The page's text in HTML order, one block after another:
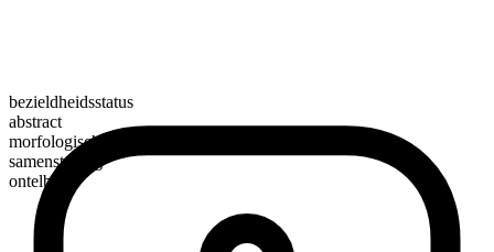
bezieldheidsstatus
abstract
morfologische samenstelling
samenstelling
ontelbaar